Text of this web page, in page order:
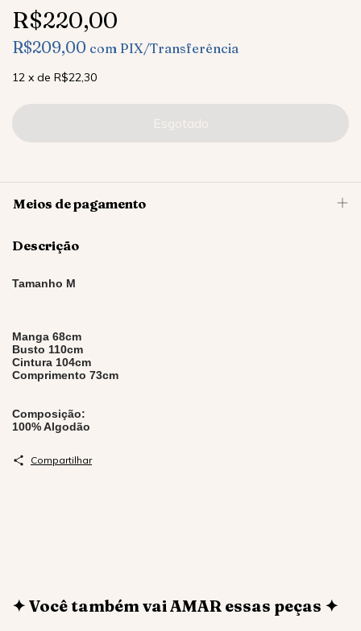
R$220,00
R$209,00 com PIX/Transferência
12 x de R$22,30
Meios de pagamento
Descrição
Tamanho M
Manga 68cm
Busto 110cm
Cintura 104cm
Comprimento 73cm
Composição:
100% Algodão
Compartilhar
✦ Você também vai AMAR essas peças ✦